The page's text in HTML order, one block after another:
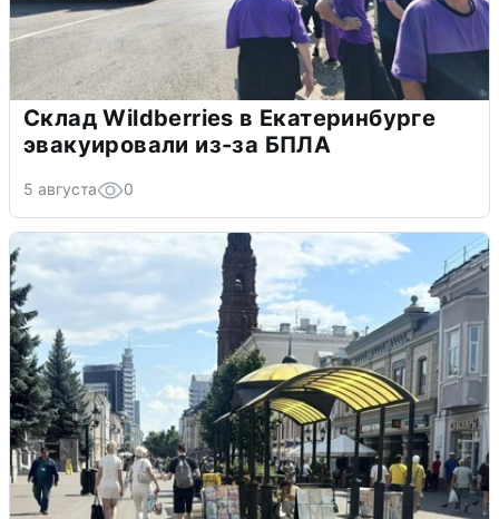
Склад Wildberries в Екатеринбурге
эвакуировали из-за БПЛА
5 августа 0